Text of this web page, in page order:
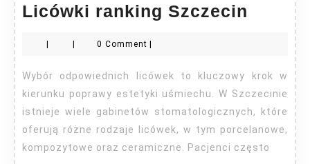
Licówki ranking Szczecin
0 Comment
Wybór odpowiednich licówek to kluczowy krok w
kierunku poprawy estetyki uśmiechu. W Szczecinie
istnieje wiele gabinetów stomatologicznych, które
oferują różne rodzaje licówek, w tym porcelanowe,
kompozytowe oraz ceramiczne. Pacjenci często